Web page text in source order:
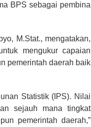
BPS sebagai pembina
M.Stat., mengatakan,
mengukur capaian
pemerintah daerah baik
Statistik (IPS). Nilai
sejauh mana tingkat
pemerintah daerah,”